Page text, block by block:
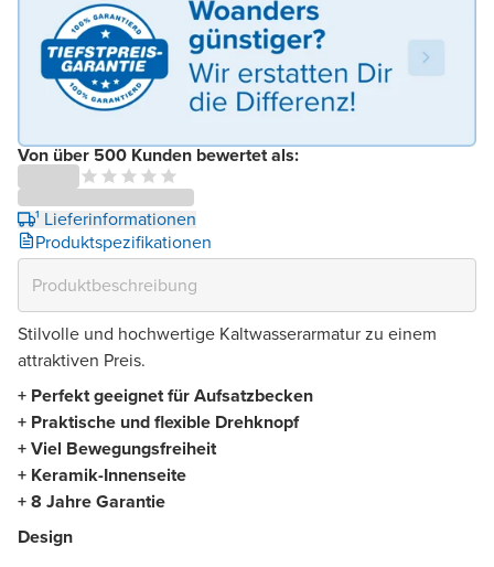
Von über 500 Kunden bewertet als:
¹ Lieferinformationen
Produktspezifikationen
Stilvolle und hochwertige Kaltwasserarmatur zu einem
attraktiven Preis.
+ Perfekt geeignet für Aufsatzbecken
+ Praktische und flexible Drehknopf
+ Viel Bewegungsfreiheit
+ Keramik-Innenseite
+ 8 Jahre Garantie
Design